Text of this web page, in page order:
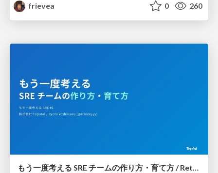
frievea
0 260
もう一度考える SRE チームの作り方・育て方 / Rethinking SRE #1: Building and Growing SRE Teams